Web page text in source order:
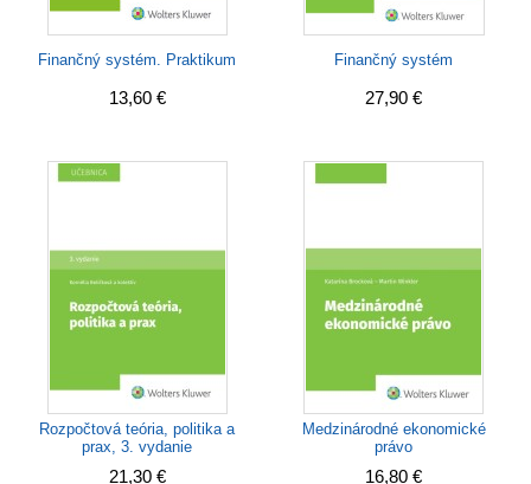
Finančný systém. Praktikum
13,60 €
Finančný systém
27,90 €
Rozpočtová teória, politika a
prax, 3. vydanie
21,30 €
Medzinárodné ekonomické
právo
16,80 €